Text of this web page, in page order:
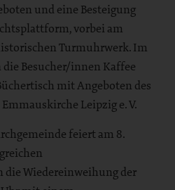
und eine Besteigung
vorbei am
Turmuhrwerk. Im
Besucher/innen Kaffee
mit Angeboten des
Leipzig e. V.
feiert am 8.
die Wiedereinweihung der